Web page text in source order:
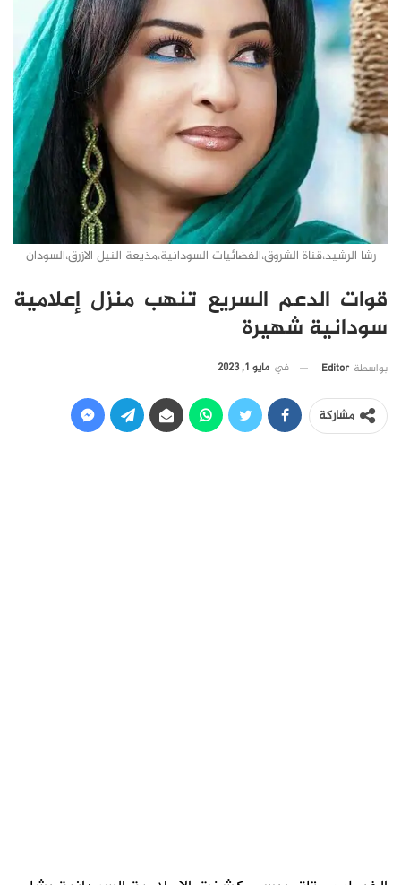
رشا الرشيد،قناة الشروق،الفضائيات السودانية،مذيعة النيل الازرق،السودان
قوات الدعم السريع تنهب منزل إعلامية
سودانية شهيرة
بواسطة Editor في مايو 1, 2023
مشاركة